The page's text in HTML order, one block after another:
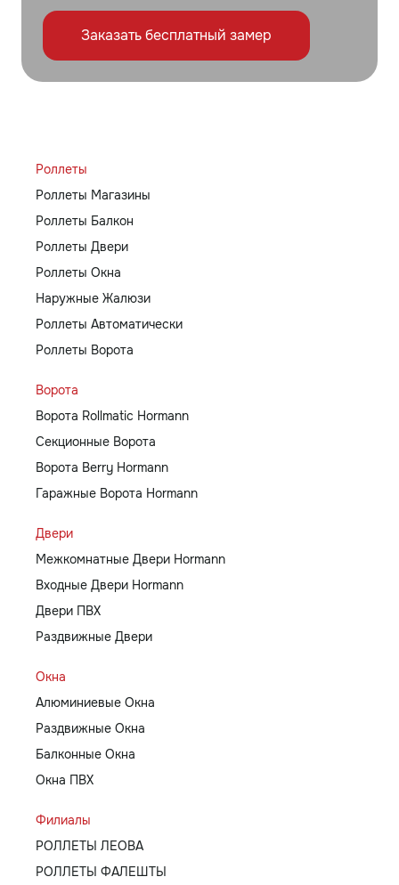
Заказать бесплатный замер
Роллеты
Роллеты Магазины
Роллеты Балкон
Роллеты Двери
Роллеты Окна
Наружные Жалюзи
Роллеты Автоматически
Роллеты Ворота
Ворота
Ворота Rollmatic Hormann
Секционные Ворота
Ворота Berry Hormann
Гаражные Ворота Hormann
Двери
Межкомнатные Двери Hormann
Входные Двери Hormann
Двери ПВХ
Раздвижные Двери
Окна
Алюминиевые Окна
Раздвижные Окна
Балконные Окна
Окна ПВХ
Филиалы
РОЛЛЕТЫ ЛЕОВА
РОЛЛЕТЫ ФАЛЕШТЫ